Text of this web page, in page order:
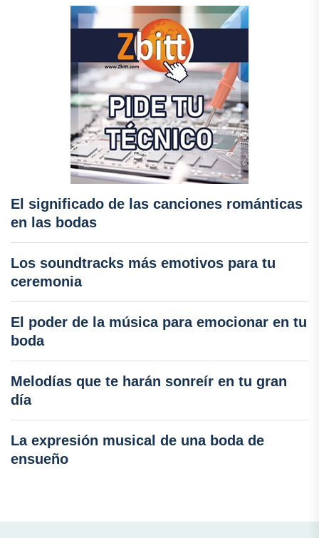
El significado de las canciones románticas
en las bodas
Los soundtracks más emotivos para tu
ceremonia
El poder de la música para emocionar en tu
boda
Melodías que te harán sonreír en tu gran
día
La expresión musical de una boda de
ensueño